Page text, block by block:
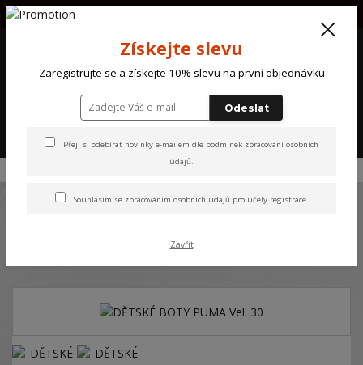
PŘI OBJEDNÁVCE NAD 1000Kč POŠTOVNÉ ZDARMA !!!!
(Po-So) 10 - 18 hod.
DĚTSKÉ BOTY PUMA Vel. 30
Získejte slevu
Zaregistrujte se a získejte 10% slevu na první objednávku
Odeslat
Přeji si odebírat novinky e-mailem dle podmínek zpracování osobních
údajů.
Souhlasím se zpracováním osobních údajů pro účely registrace.
Zavřít